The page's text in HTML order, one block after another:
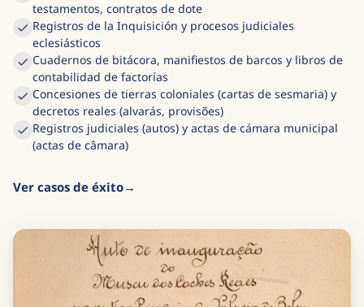
testamentos, contratos de dote
Registros de la Inquisición y procesos judiciales
eclesiásticos
Cuadernos de bitácora, manifiestos de barcos y libros de
contabilidad de factorías
Concesiones de tierras coloniales (cartas de sesmaria) y
decretos reales (alvarás, provisões)
Registros judiciales (autos) y actas de cámara municipal
(actas de câmara)
Ver casos de éxito